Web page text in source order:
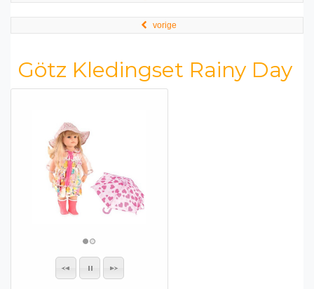
vorige
Götz Kledingset Rainy Day